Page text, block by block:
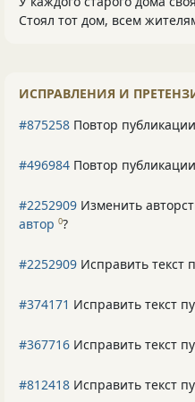
Стоял тот дом, всем
ИСПРАВЛЕНИЯ И
#875258 Повтор публикации
#496984 Повтор публикации
#2252909 Изменить
автор 0?
#2252909 Исправить текст
#374171 Исправить текст
#367716 Исправить текст
#812418 Исправить текст